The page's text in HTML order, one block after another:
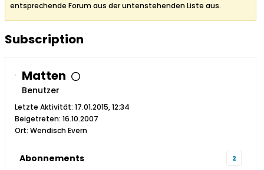
entsprechende Forum aus der untenstehenden Liste aus.
Subscription
Matten
Benutzer
Letzte Aktivität: 17.01.2015, 12:34
Beigetreten: 16.10.2007
Ort: Wendisch Evern
Abonnements 2